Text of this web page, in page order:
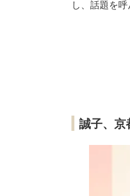
し、話題を呼
誠子、京